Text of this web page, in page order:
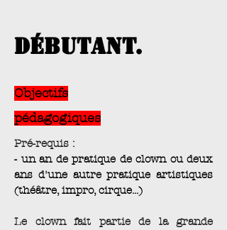
débutant.
Objectifs
pédagogiques
Pré-requis :
- un an de pratique de clown ou deux
ans d'une autre pratique artistiques
(théâtre, impro, cirque...)
Le clown fait partie de la grande